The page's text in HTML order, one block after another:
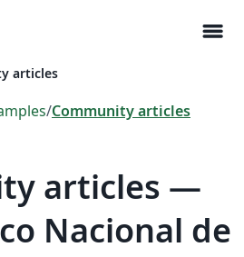
menu
articles
/Community articles
articles —
Nacional de